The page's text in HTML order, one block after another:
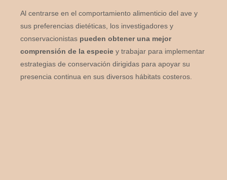
Al centrarse en el comportamiento alimenticio del ave y
sus preferencias dietéticas, los investigadores y
conservacionistas pueden obtener una mejor
comprensión de la especie y trabajar para implementar
estrategias de conservación dirigidas para apoyar su
presencia continua en sus diversos hábitats costeros.